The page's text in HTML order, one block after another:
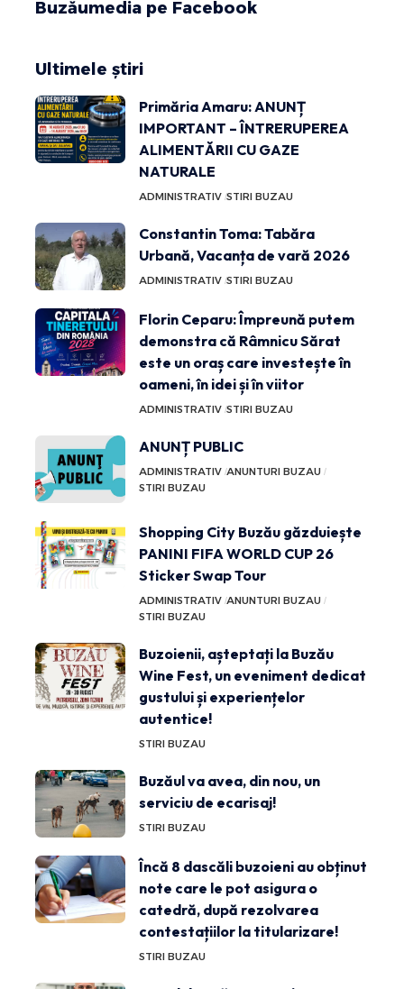
Buzăumedia pe Facebook
Ultimele știri
Primăria Amaru: ANUNȚ
IMPORTANT – ÎNTRERUPEREA
ALIMENTĂRII CU GAZE
NATURALE
ADMINISTRATIV STIRI BUZAU
Constantin Toma: Tabăra
Urbană, Vacanța de vară 2026
ADMINISTRATIV STIRI BUZAU
Florin Ceparu: Împreună putem
demonstra că Râmnicu Sărat
este un oraș care investește în
oameni, în idei și în viitor
ADMINISTRATIV STIRI BUZAU
ANUNȚ PUBLIC
ADMINISTRATIV ANUNTURI BUZAU
STIRI BUZAU
Shopping City Buzău găzduiește
PANINI FIFA WORLD CUP 26
Sticker Swap Tour
ADMINISTRATIV ANUNTURI BUZAU
STIRI BUZAU
Buzoienii, așteptați la Buzău
Wine Fest, un eveniment dedicat
gustului și experiențelor
autentice!
STIRI BUZAU
Buzăul va avea, din nou, un
serviciu de ecarisaj!
STIRI BUZAU
Încă 8 dascăli buzoieni au obținut
note care le pot asigura o
catedră, după rezolvarea
contestațiilor la titularizare!
STIRI BUZAU